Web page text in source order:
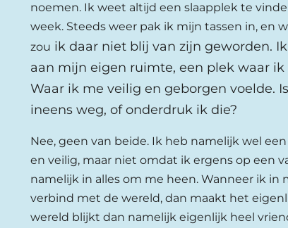
noemen. Ik weet altijd een slaapplek te
week. Steeds weer pak ik mijn tassen in, en
zou ik daar niet blij van zijn geworden.
aan mijn eigen ruimte, een plek waar
Waar ik me veilig en geborgen voelde.
ineens weg, of onderdruk ik die?
Nee, geen van beide. Ik heb namelijk wel
en veilig, maar niet omdat ik ergens op een
namelijk in alles om me heen. Wanneer ik
verbind met de wereld, dan maakt het
wereld blijkt dan namelijk eigenlijk heel